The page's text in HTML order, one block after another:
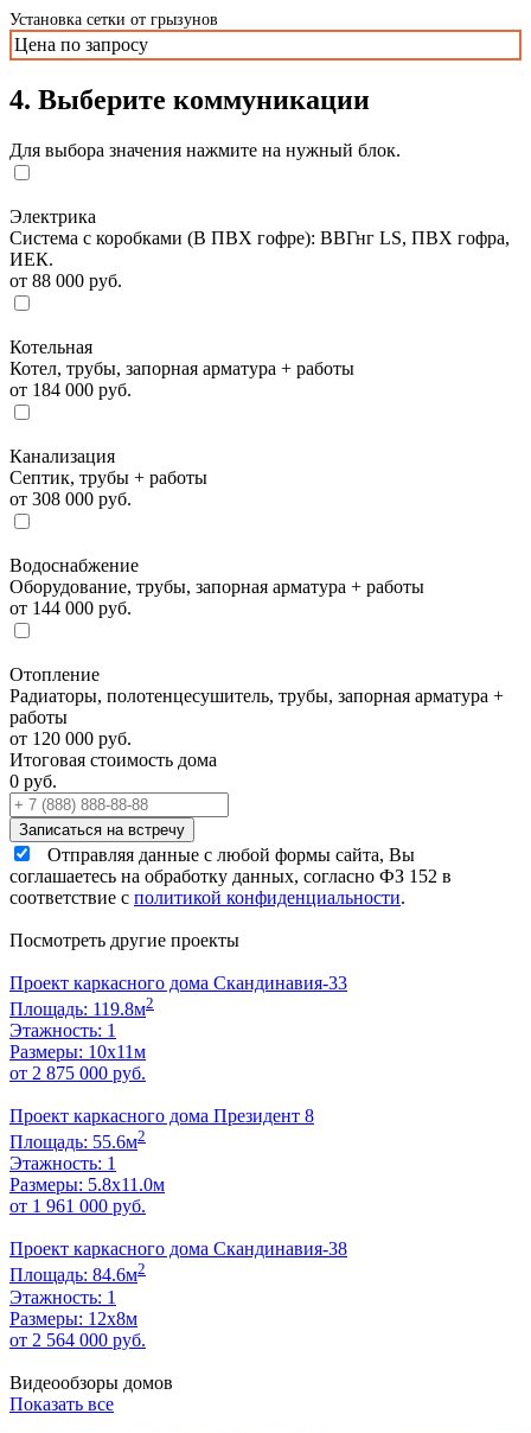
Установка сетки от грызунов
Цена по запросу
4. Выберите коммуникации
Для выбора значения нажмите на нужный блок.
Электрика
Система с коробками (В ПВХ гофре): ВВГнг LS, ПВХ гофра,
ИЕК.
от 88 000 руб.
Котельная
Котел, трубы, запорная арматура + работы
от 184 000 руб.
Канализация
Септик, трубы + работы
от 308 000 руб.
Водоснабжение
Оборудование, трубы, запорная арматура + работы
от 144 000 руб.
Отопление
Радиаторы, полотенцесушитель, трубы, запорная арматура +
работы
от 120 000 руб.
Итоговая стоимость дома
0 руб.
Отправляя данные с любой формы сайта, Вы
соглашаетесь на обработку данных, согласно ФЗ 152 в
соответствие с политикой конфиденциальности.
Посмотреть другие проекты
Проект каркасного дома Скандинавия-33
Площадь: 119.8м2
Этажность: 1
Размеры: 10х11м
от 2 875 000 руб.
Проект каркасного дома Президент 8
Площадь: 55.6м2
Этажность: 1
Размеры: 5.8х11.0м
от 1 961 000 руб.
Проект каркасного дома Скандинавия-38
Площадь: 84.6м2
Этажность: 1
Размеры: 12х8м
от 2 564 000 руб.
Видеообзоры домов
Показать все